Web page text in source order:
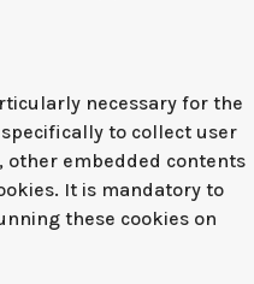
necessary for the
to collect user
other embedded contents
It is mandatory to
these cookies on